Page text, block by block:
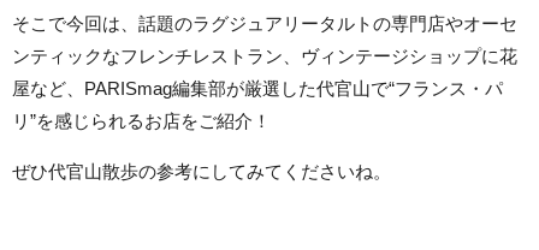
そこで今回は、話題のラグジュアリータルトの専門店やオーセ
ンティックなフレンチレストラン、ヴィンテージショップに花
屋など、PARISmag編集部が厳選した代官山で“フランス・パ
リ”を感じられるお店をご紹介！
ぜひ代官山散歩の参考にしてみてくださいね。